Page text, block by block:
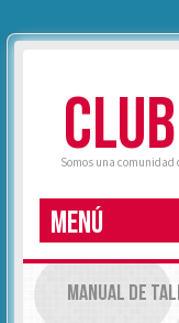
Somos una
MENÚ
MANUAL DE